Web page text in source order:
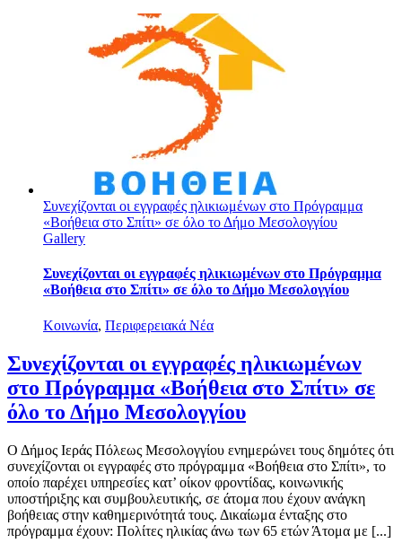
Συνεχίζονται οι εγγραφές ηλικιωμένων στο Πρόγραμμα
«Βοήθεια στο Σπίτι» σε όλο το Δήμο Μεσολογγίου
Gallery
Συνεχίζονται οι εγγραφές ηλικιωμένων στο Πρόγραμμα
«Βοήθεια στο Σπίτι» σε όλο το Δήμο Μεσολογγίου
Κοινωνία, Περιφερειακά Νέα
Συνεχίζονται οι εγγραφές ηλικιωμένων
στο Πρόγραμμα «Βοήθεια στο Σπίτι» σε
όλο το Δήμο Μεσολογγίου
Ο Δήμος Ιεράς Πόλεως Μεσολογγίου ενημερώνει τους δημότες ότι
συνεχίζονται οι εγγραφές στο πρόγραμμα «Βοήθεια στο Σπίτι», το
οποίο παρέχει υπηρεσίες κατ’ οίκον φροντίδας, κοινωνικής
υποστήριξης και συμβουλευτικής, σε άτομα που έχουν ανάγκη
βοήθειας στην καθημερινότητά τους. Δικαίωμα ένταξης στο
πρόγραμμα έχουν: Πολίτες ηλικίας άνω των 65 ετών Άτομα με [...]